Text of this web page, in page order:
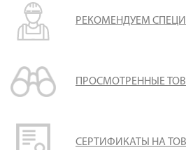
РЕКОМЕНДУЕМ
ПРОСМОТРЕННЫЕ
СЕРТИФИКАТЫ НА